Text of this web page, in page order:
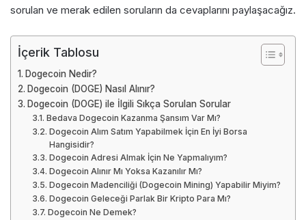
sorulan ve merak edilen soruların da cevaplarını paylaşacağız.
İçerik Tablosu
Dogecoin Nedir?
Dogecoin (DOGE) Nasıl Alınır?
Dogecoin (DOGE) ile İlgili Sıkça Sorulan Sorular
Bedava Dogecoin Kazanma Şansım Var Mı?
Dogecoin Alım Satım Yapabilmek İçin En İyi Borsa
Hangisidir?
Dogecoin Adresi Almak İçin Ne Yapmalıyım?
Dogecoin Alınır Mı Yoksa Kazanılır Mı?
Dogecoin Madenciliği (Dogecoin Mining) Yapabilir Miyim?
Dogecoin Geleceği Parlak Bir Kripto Para Mı?
Dogecoin Ne Demek?